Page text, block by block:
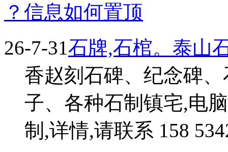
？信息如何置顶
26-7-31石牌,石棺。泰山
香赵刻石碑、纪念碑
子、各种石制镇宅,电
制,详情,请联系 158